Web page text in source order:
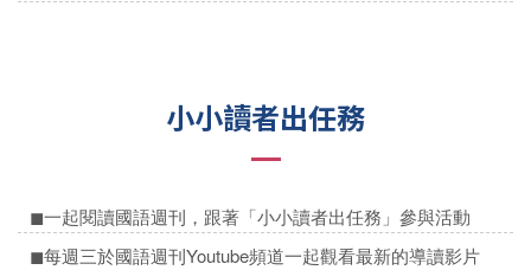
小小讀者出任務
◼一起閱讀國語週刊，跟著「小小讀者出任務」參與活動
◼每週三於國語週刊Youtube頻道一起觀看最新的導讀影片